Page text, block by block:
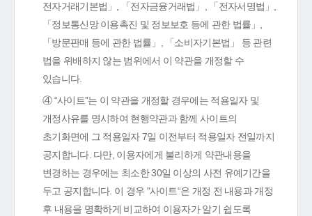
전자거래기본법」, 「전자금융거래법」, 「전자서명법」,
「정보통신망 이용촉진 및 정보보호 등에 관한 법률」,
「방문판매 등에 관한 법률」, 「소비자기본법」 등 관련
법을 위배하지 않는 범위에서 이 약관을 개정할 수
있습니다.
④ “사이트”는 이 약관을 개정할 경우에는 적용일자 및
개정사유를 명시하여 현행약관과 함께 사이트의
초기화면에 그 적용일자 7일 이전부터 적용일자 전일까지
공지합니다. 다만, 이용자에게 불리하게 약관내용을
변경하는 경우에는 최소한 30일 이상의 사전 유예기간을
두고 공지합니다. 이 경우 "사이트“은 개정 전 내용과 개정
후 내용을 명확하게 비교하여 이용자가 알기 쉽도록